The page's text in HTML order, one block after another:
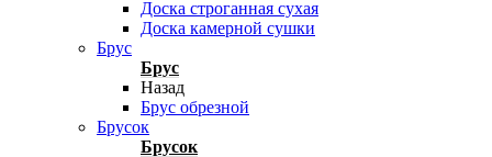
Доска строганная сухая
Доска камерной сушки
Брус
Брус
Назад
Брус обрезной
Брусок
Брусок